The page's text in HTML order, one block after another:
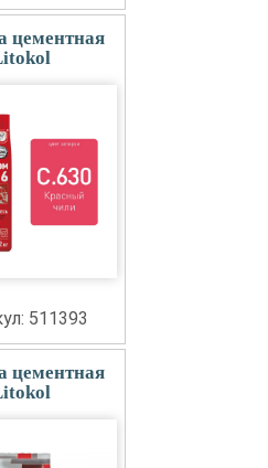
цементная
511393
цементная